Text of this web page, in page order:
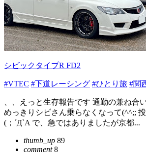
シビックタイプR FD2
#VTEC #下道レーシング #ひとり旅 #関
、、えっと生存報告です 通勤の兼ね合
めっきりシビさん乗らなくなって(^^;;
(；´Д`A で、急ではありましたが京都...
thumb_up 89
comment8